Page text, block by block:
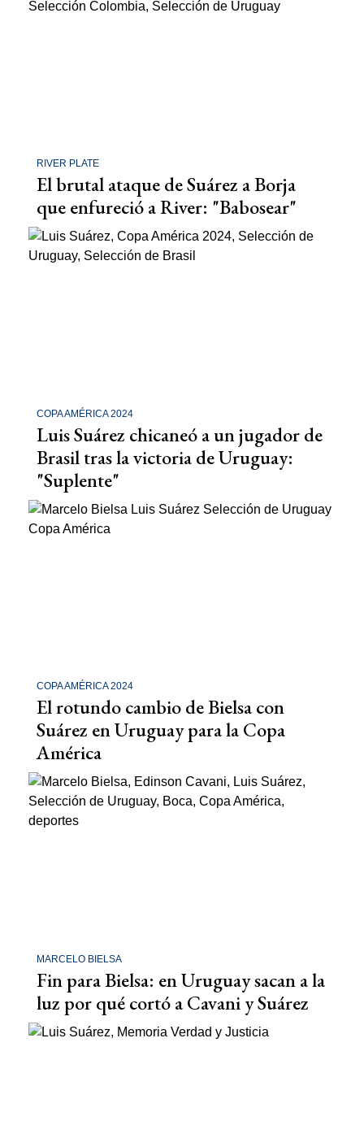
RIVER PLATE
El brutal ataque de Suárez a Borja
que enfureció a River: "Babosear"
COPA AMÉRICA 2024
Luis Suárez chicaneó a un jugador de
Brasil tras la victoria de Uruguay:
"Suplente"
COPA AMÉRICA 2024
El rotundo cambio de Bielsa con
Suárez en Uruguay para la Copa
América
MARCELO BIELSA
Fin para Bielsa: en Uruguay sacan a la
luz por qué cortó a Cavani y Suárez